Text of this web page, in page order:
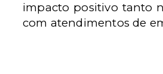
impacto positivo tanto
com atendimentos de